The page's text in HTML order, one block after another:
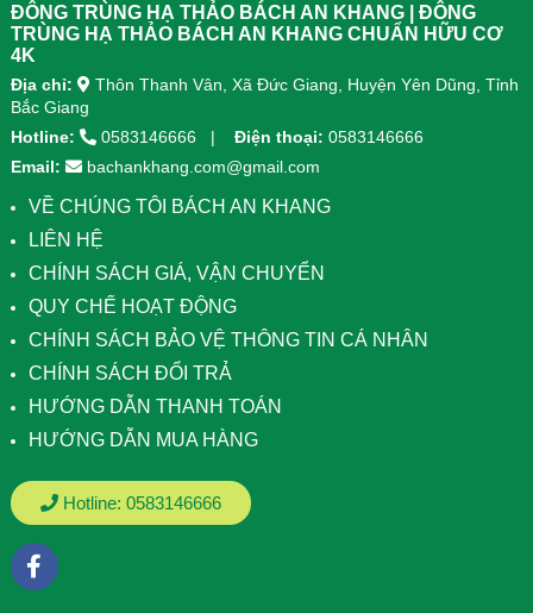
ĐÔNG TRÙNG HẠ THẢO BÁCH AN KHANG | ĐÔNG
TRÙNG HẠ THẢO BÁCH AN KHANG CHUẨN HỮU CƠ
4K
Địa chỉ:
Thôn Thanh Vân, Xã Đức Giang, Huyện Yên Dũng, Tỉnh
Bắc Giang
Hotline:
0583146666 Điện thoại: 0583146666
Email:
bachankhang.com@gmail.com
VỀ CHÚNG TÔI BÁCH AN KHANG
LIÊN HỆ
CHÍNH SÁCH GIÁ, VẬN CHUYỂN
QUY CHẾ HOẠT ĐỘNG
CHÍNH SÁCH BẢO VỆ THÔNG TIN CÁ NHÂN
CHÍNH SÁCH ĐỔI TRẢ
HƯỚNG DẪN THANH TOÁN
HƯỚNG DẪN MUA HÀNG
Hotline: 0583146666